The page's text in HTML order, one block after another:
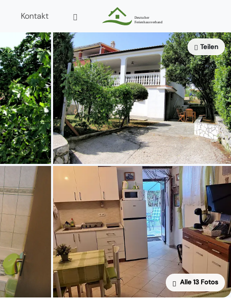
Kontakt
Teilen
Alle 13 Fotos